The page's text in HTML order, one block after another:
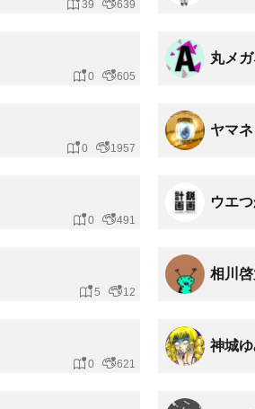
39 639
0 605
丸メ
0 1957
ヤマネ
0 491
ウエ
5 12
相川
0 621
神城